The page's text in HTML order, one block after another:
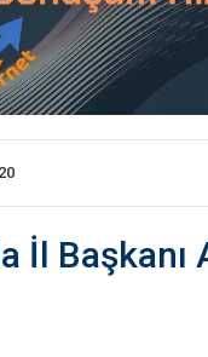
İl Başkanı